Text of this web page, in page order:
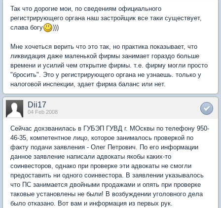
Так что дорогие мои, по сведениям официального
регистрирующего органа наш застройщик все таки существует,
слава богу
)))
Мне хочеться верить что это так, но практика показывает, что
ликвидация даже маленькой фирмы занимает гораздо больше
времени и усилий чем открытие фирмы. т.е. фирму могли просто
"бросить". Это у регистрирующего органа не узнаешь. только у
налоговой инспекции, здает фирма баланс или нет.
Dii17
04 Feb 2008
Сейчас дохзванилась в ГУБЭП ГУВД г. МОсквы по телефону 950-
46-35, компетентное лицо, которое занималось проверкой по
факту подачи заявления - Олег Петрович. По его информации
данное заявление написали адвокаты якобы каких-то
соинвесторов, однако при проверке эти адвокаты не смогли
предоставить ни одного соинвестора. В заявлении указывалось
что ПС занимается двойными продажами и опять при проверке
таковые установлены не были! В возбуждении уголовного дела
было отказано. Вот вам и информация из первых рук.